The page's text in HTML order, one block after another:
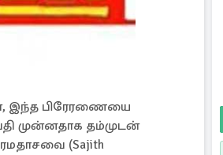
இந்த பிரேரணையை
முன்னதாக தம்முடன்
(Sajith